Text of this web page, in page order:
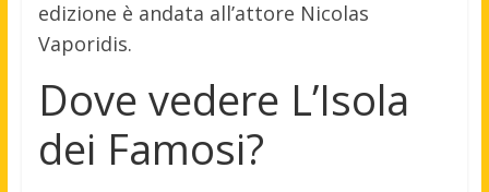
edizione è andata all’attore Nicolas
Vaporidis.
Dove vedere L’Isola
dei Famosi?